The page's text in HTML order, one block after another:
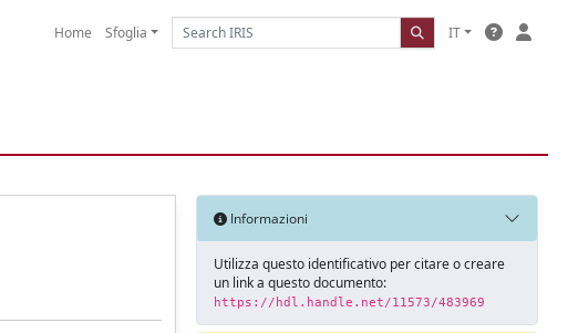
Home Sfoglia IT
Informazioni
Utilizza questo identificativo per citare o creare
un link a questo documento:
https://hdl.handle.net/11573/483969